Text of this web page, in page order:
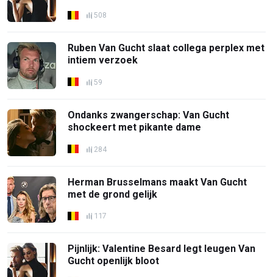
508
Ruben Van Gucht slaat collega perplex met
intiem verzoek
59
Ondanks zwangerschap: Van Gucht
shockeert met pikante dame
284
Herman Brusselmans maakt Van Gucht
met de grond gelijk
117
Pijnlijk: Valentine Besard legt leugen Van
Gucht openlijk bloot